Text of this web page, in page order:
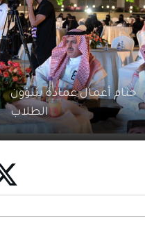
أعمال عمادة شؤون
الطلاب